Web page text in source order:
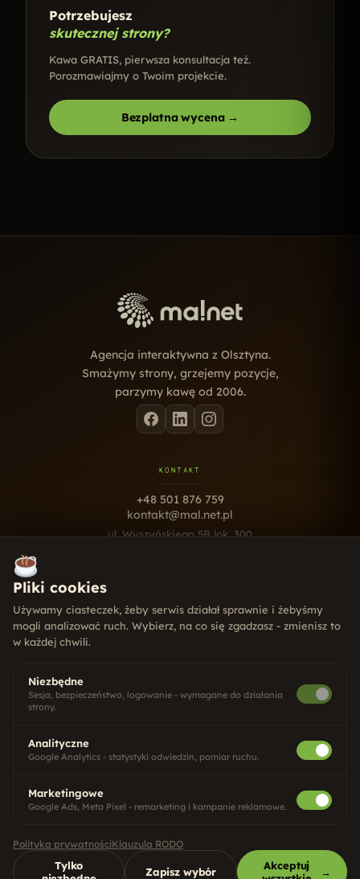
Potrzebujesz
skutecznej strony?
Kawa GRATIS, pierwsza konsultacja też.
Porozmawiajmy o Twoim projekcie.
Bezplatna wycena →
Agencja interaktywna z Olsztyna.
Smażymy strony, grzejemy pozycje,
parzymy kawę od 2006.
KONTAKT
+48 501 876 759
kontakt@mal.net.pl
ul. Wyszyńskiego 5B lok. 300
Strony internetowe
Gry dla firm
Copywriting
Identyfikacja wizualna
Pliki cookies
Używamy ciasteczek, żeby serwis działał sprawnie i żebyśmy
mogli analizować ruch. Wybierz, na co się zgadzasz - zmienisz to
w każdej chwili.
Niezbędne
Sesja, bezpieczeństwo, logowanie - wymagane do działania
strony.
Analityczne
Google Analytics - statystyki odwiedzin, pomiar ruchu.
Marketingowe
Google Ads, Meta Pixel - remarketing i kampanie reklamowe.
Polityka prywatnościKlauzula RODO
Tylko
Zapisz wybór
Akceptuj
→